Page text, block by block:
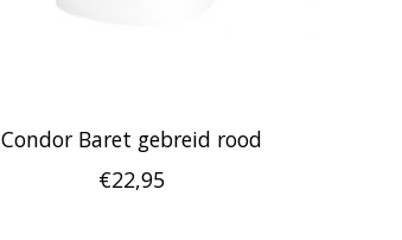
Condor Baret gebreid rood
€22,95